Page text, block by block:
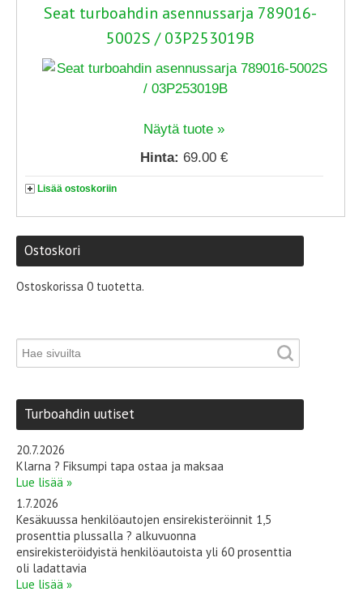
Seat turboahdin asennussarja 789016-
5002S / 03P253019B
Näytä tuote »
Hinta:69.00 €
Lisää ostoskoriin
Ostoskori
Ostoskorissa 0 tuotetta.
Turboahdin uutiset
20.7.2026
Klarna ? Fiksumpi tapa ostaa ja maksaa
Lue lisää »
1.7.2026
Kesäkuussa henkilöautojen ensirekisteröinnit 1,5
prosenttia plussalla ? alkuvuonna
ensirekisteröidyistä henkilöautoista yli 60 prosenttia
oli ladattavia
Lue lisää »